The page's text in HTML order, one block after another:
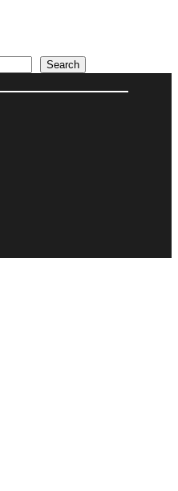
Search